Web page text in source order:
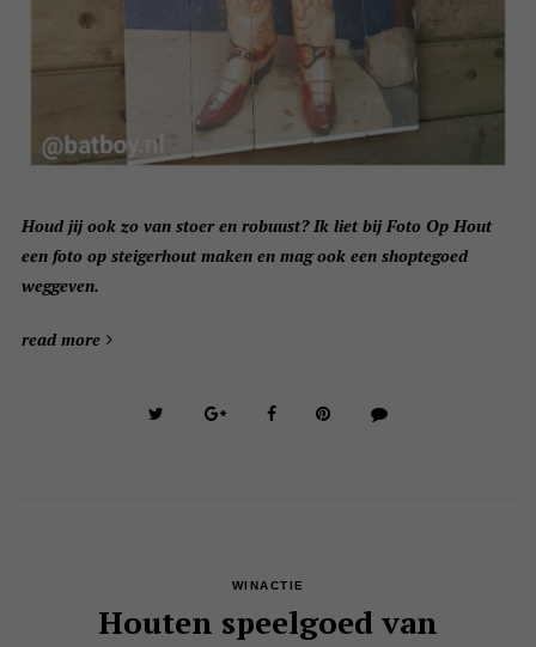
Houd jij ook zo van stoer en robuust? Ik liet bij Foto Op Hout
een foto op steigerhout maken en mag ook een shoptegoed
weggeven.
read more
WINACTIE
Houten speelgoed van